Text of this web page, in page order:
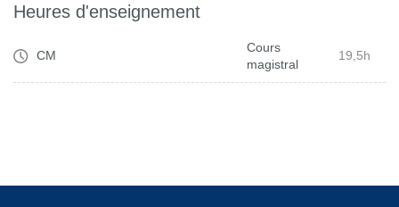
Heures d'enseignement
CM
Cours
magistral
19,5h